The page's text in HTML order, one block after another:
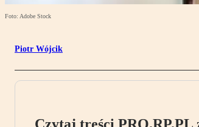
Foto: Adobe Stock
Piotr Wójcik